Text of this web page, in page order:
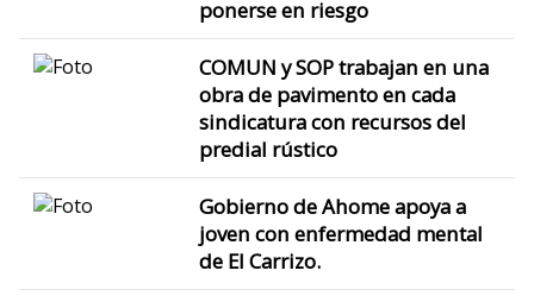
ponerse en riesgo
COMUN y SOP trabajan en una
obra de pavimento en cada
sindicatura con recursos del
predial rústico
Gobierno de Ahome apoya a
joven con enfermedad mental
de El Carrizo.